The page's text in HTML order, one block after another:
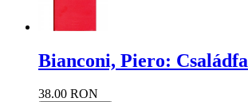
Bianconi, Piero: Családfa
38.00 RON